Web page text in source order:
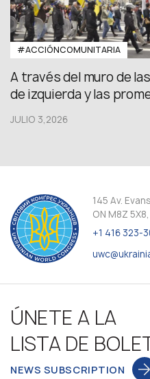
#ACCIÓNCOMUNITARIA
A través del muro de
de izquierda y las
JULIO 3,2026
145 Av.
ON M8Z
+1 416 323-
ÚNETE A LA
LISTA DE
NEWS SUBSCRIPTION